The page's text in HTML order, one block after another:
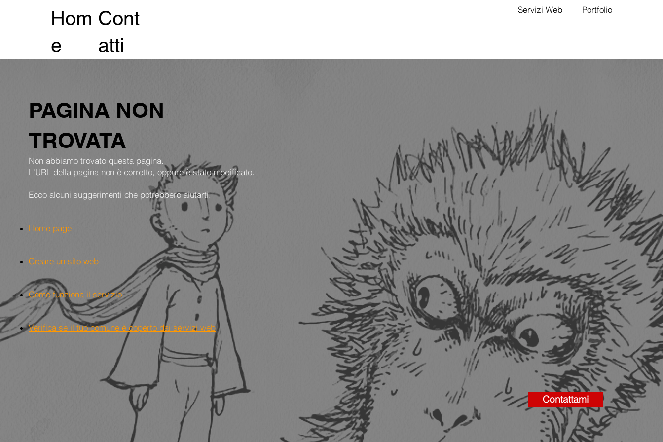
Servizi Web Portfolio
Hom
e
Cont
atti
PAGINA NON
TROVATA
Non abbiamo trovato questa pagina.
L'URL della pagina non è corretto, oppure è stato modificato.
Ecco alcuni suggerimenti che potrebbero aiutarti:
Home page
Creare un sito web
Come funziona il servizio
Verifica se il tuo comune è coperto dai servizi web
Contattami